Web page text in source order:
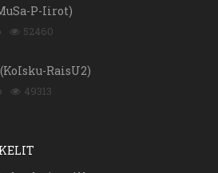
P-Iirot)
52460
(KoIsku-RaisU2)
49313